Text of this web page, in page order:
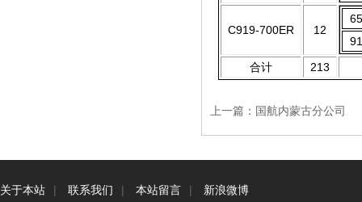
C919-700ER 12
合计
213
上一篇： 国航内蒙古分公司
关于本站 | 联系我们 | 本站留言 |
新浪微博